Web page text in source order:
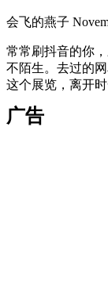
会飞的燕子
常常刷抖音的你
不陌生。去过的
这个展览，离开时
广告